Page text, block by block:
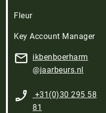
Fleur
Key Account Manager
ikbenboerharm​
@jaarbeurs.nl
+31(0)30 295 58
81